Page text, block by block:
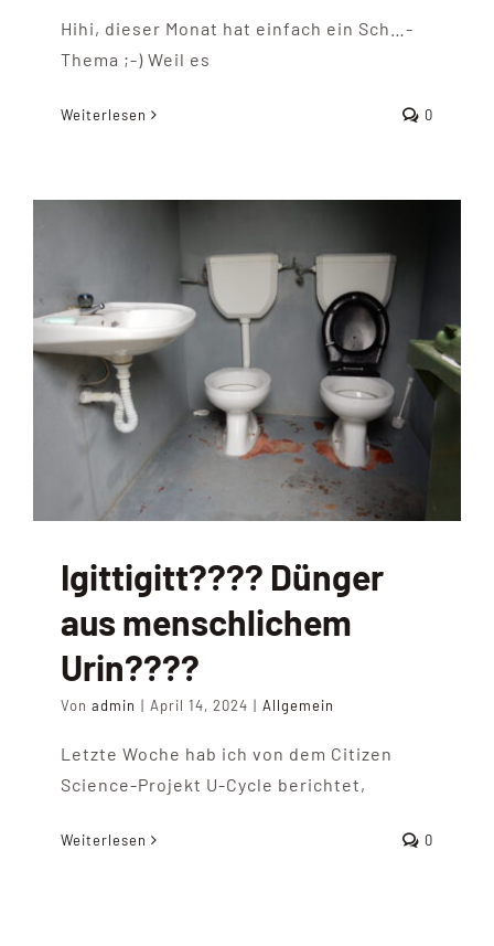
Hihi, dieser Monat hat einfach ein Sch…-
Thema ;-) Weil es
Weiterlesen 0
Igittigitt???? Dünger
aus menschlichem
Urin????
Von admin | April 14, 2024 | Allgemein
Letzte Woche hab ich von dem Citizen
Science-Projekt U-Cycle berichtet,
Weiterlesen 0